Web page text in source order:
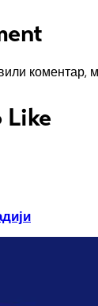
коментар,
Like